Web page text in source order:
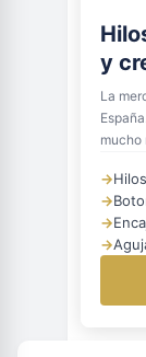
y
La
mucho
→
→
→
→